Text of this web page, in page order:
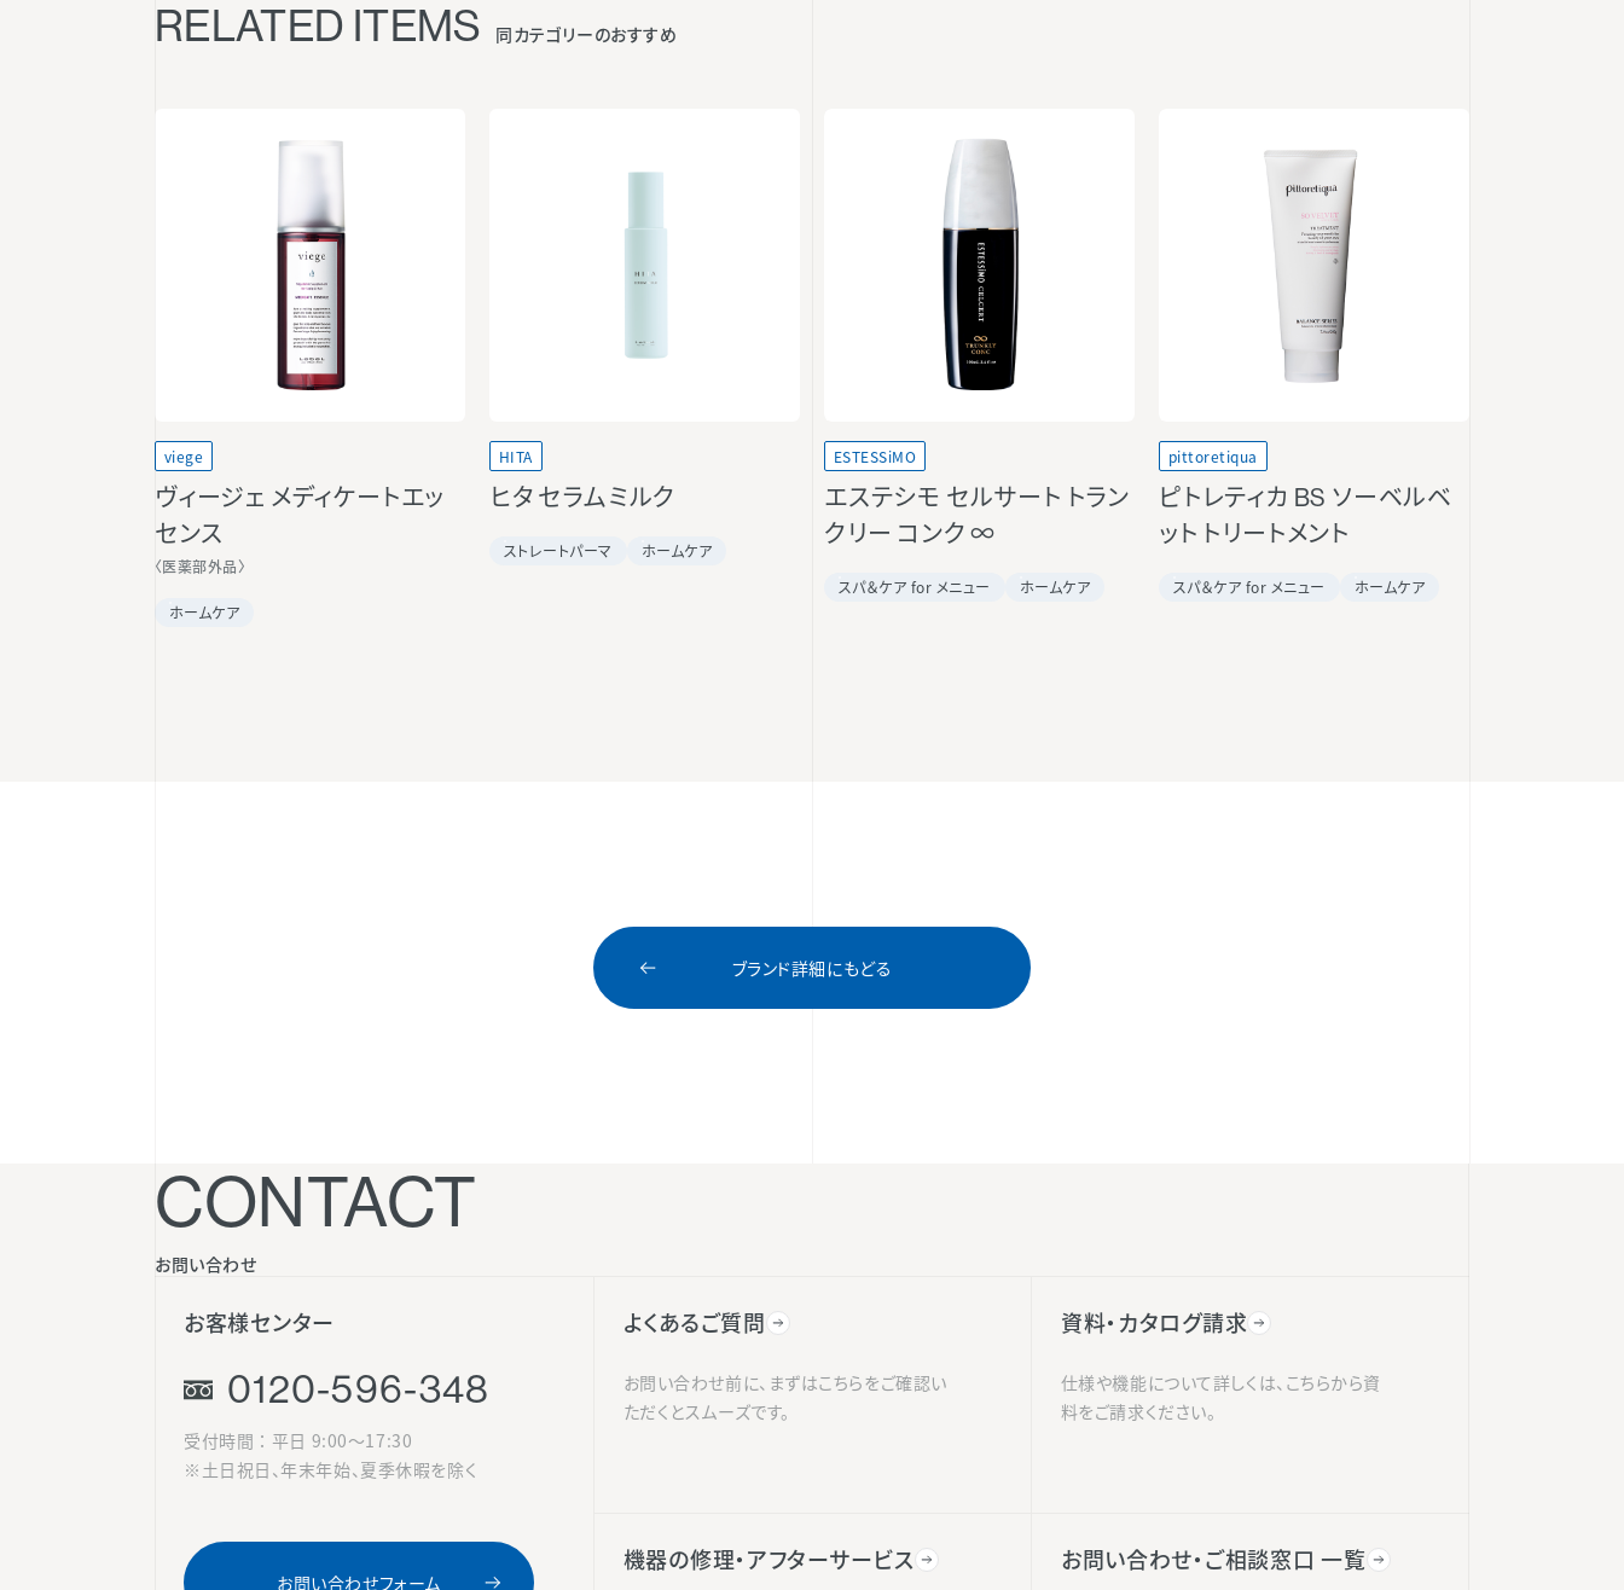
RELATED ITEMS 同カテゴリーのおすすめ
viege
ヴィージェ メディケートエッ
センス
〈医薬部外品〉
ホームケア
HITA
ヒタ セラムミルク
ストレートパーマ ホームケア
ESTESSiMO
エステシモ セルサート トラン
クリー コンク ∞
スパ＆ケア for メニュー ホームケア
pittoretiqua
ピトレティカ BS ソーベルベ
ット トリートメント
スパ＆ケア for メニュー ホームケア
ブランド詳細にもどる
CONTACT
お問い合わせ
よくあるご質問
お問い合わせ前に、まずはこちらをご確認い
ただくとスムーズです。
資料・カタログ請求
仕様や機能について詳しくは、こちらから資
料をご請求ください。
機器の修理・アフターサービス お問い合わせ・ご相談窓口 一覧
お客様センター
0120-596-348
受付時間 ： 平日 9:00〜17:30
※土日祝日、年末年始、夏季休暇を除く
お問い合わせフォーム